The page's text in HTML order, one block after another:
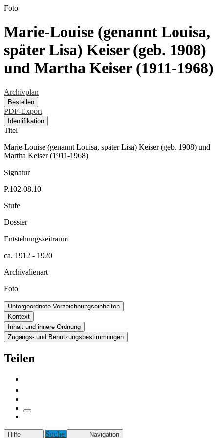
Foto
Marie-Louise (genannt Louisa,
später Lisa) Keiser (geb. 1908)
und Martha Keiser (1911-1968)
Archivplan
Bestellen
PDF-Export
Identifikation
Titel
Marie-Louise (genannt Louisa, später Lisa) Keiser (geb. 1908) und
Martha Keiser (1911-1968)
Signatur
P.102-08.10
Stufe
Dossier
Entstehungszeitraum
ca. 1912 - 1920
Archivalienart
Foto
Untergeordnete Verzeichnungseinheiten
Kontext
Inhalt und innere Ordnung
Zugangs- und Benutzungsbestimmungen
Teilen
Hilfe Suche Navigation